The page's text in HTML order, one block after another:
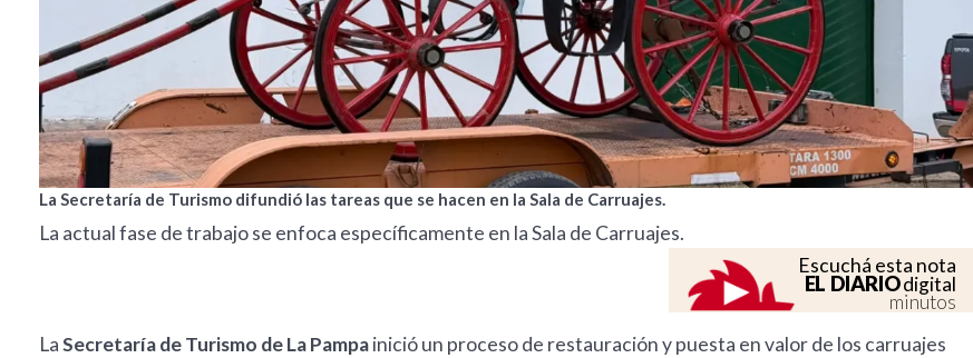
La Secretaría de Turismo difundió las tareas que se hacen en la Sala de Carruajes.
La actual fase de trabajo se enfoca específicamente en la Sala de Carruajes.
Escuchá esta nota
EL DIARIOdigital
minutos
LaSecretaría de Turismo de La Pampainició un proceso de restauración y puesta en valor de los carruajes